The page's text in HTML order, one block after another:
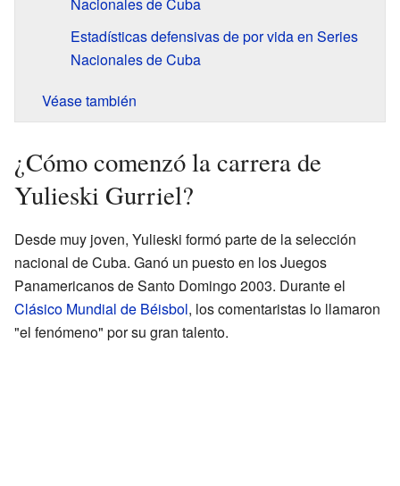
Estadísticas defensivas de por vida en Series
Nacionales de Cuba
Véase también
¿Cómo comenzó la carrera de
Yulieski Gurriel?
Desde muy joven, Yulieski formó parte de la selección
nacional de Cuba. Ganó un puesto en los Juegos
Panamericanos de Santo Domingo 2003. Durante el
Clásico Mundial de Béisbol, los comentaristas lo llamaron
"el fenómeno" por su gran talento.